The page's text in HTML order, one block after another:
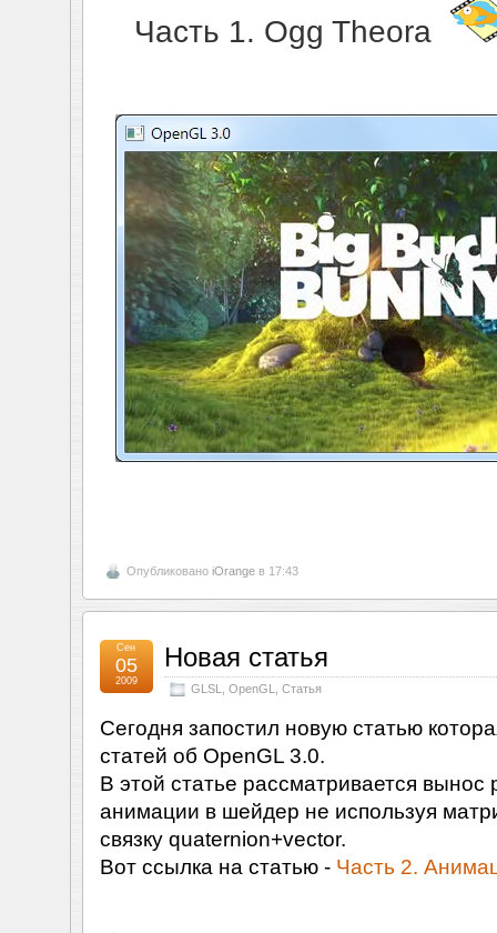
Часть 1. Ogg Theora
Опубликовано iOrangeв 17:43
Новая статья
GLSL OpenGL Статья
Сен
05
2009
Сегодня запостил новую статью
статей об OpenGL 3.0.
В этой статье рассматривается вынос
анимации в шейдер не используя
связку quaternion+vector.
Вот ссылка на статью - Часть 2.